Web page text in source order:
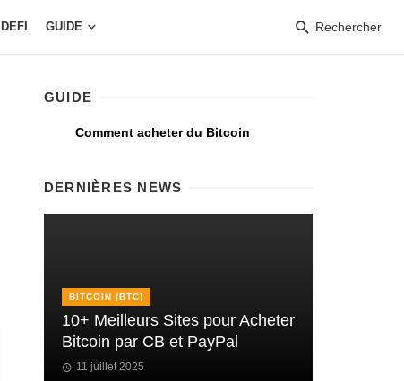
DEFI GUIDE Rechercher
GUIDE
Comment acheter du Bitcoin
DERNIÈRES NEWS
BITCOIN (BTC)
10+ Meilleurs Sites pour Acheter
Bitcoin par CB et PayPal
11 juillet 2025